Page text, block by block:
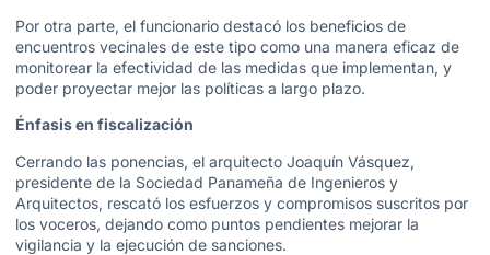
Por otra parte, el funcionario destacó los beneficios de
encuentros vecinales de este tipo como una manera eficaz de
monitorear la efectividad de las medidas que implementan, y
poder proyectar mejor las políticas a largo plazo.
Énfasis en fiscalización
Cerrando las ponencias, el arquitecto Joaquín Vásquez,
presidente de la Sociedad Panameña de Ingenieros y
Arquitectos, rescató los esfuerzos y compromisos suscritos por
los voceros, dejando como puntos pendientes mejorar la
vigilancia y la ejecución de sanciones.